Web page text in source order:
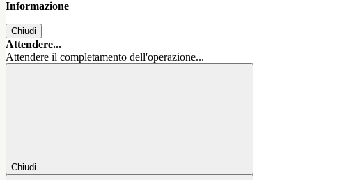
Informazione
Chiudi
Attendere...
Attendere il completamento dell'operazione...
Chiudi